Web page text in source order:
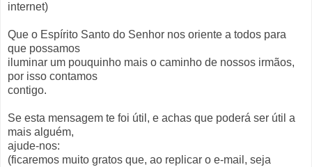
internet)
Que o Espírito Santo do Senhor nos oriente a todos para
que possamos
iluminar um pouquinho mais o caminho de nossos irmãos,
por isso contamos
contigo.
Se esta mensagem te foi útil, e achas que poderá ser útil a
mais alguém,
ajude-nos:
(ficaremos muito gratos que, ao replicar o e-mail, seja